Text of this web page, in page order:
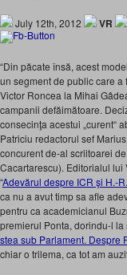
July 12th, 2012 VR
“Din păcate însă, acest
un segment de public care
Victor Roncea la Mihai
campanii defăimătoare.
consecinţa acestui „curent“
Patriciu redactorul sef
concurent de-al scriitoarei
Cacartarescu). Editorialul lui
“Adevărul despre ICR şi H.-
ca nu a avut timp sa afle
pentru ca academicianul
premierul Ponta, dorindu-l
stea sub Parlament. Despre
chiar o trilema, ca tot am